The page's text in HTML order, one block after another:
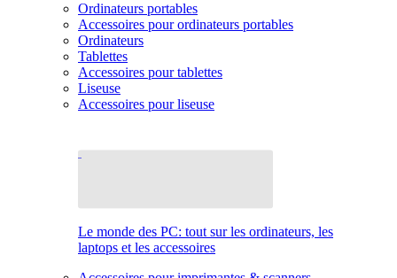
Ordinateurs portables
Accessoires pour ordinateurs portables
Ordinateurs
Tablettes
Accessoires pour tablettes
Liseuse
Accessoires pour liseuse
Le monde des PC: tout sur les ordinateurs, les
laptops et les accessoires